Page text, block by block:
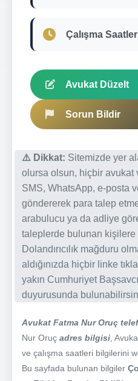
Çalışma
Avukat Düzelt
Sorun Bildir
⚠️ Dikkat: Sitemizde yer
olursa olsun, hiçbir avukat
SMS, WhatsApp, e-posta
göndererek para talep
arabulucu ya da adliye
taleplerde bulunan kişilere
Dolandırıcılık mağduru
aldığınızda hiçbir linke
yakın Cumhuriyet
duyurusunda
Avukat Fatma Nur Oruç
Nur Oruç adres bilgisi ,
ve çalışma saatleri bilgilerini
Bu sayfada bulunan bilgiler